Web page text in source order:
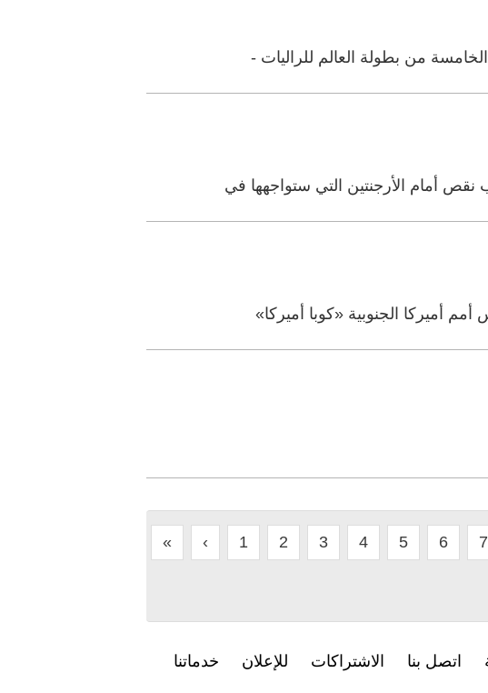
من بطولة العالم للراليات -
أمام الأرجنتين التي ستواجهها في
أميركا الجنوبية «كوبا أميركا»
« ‹ 1 2 3 4 5 6 7
اتصل بنا الاشتراكات للإعلان خدماتنا